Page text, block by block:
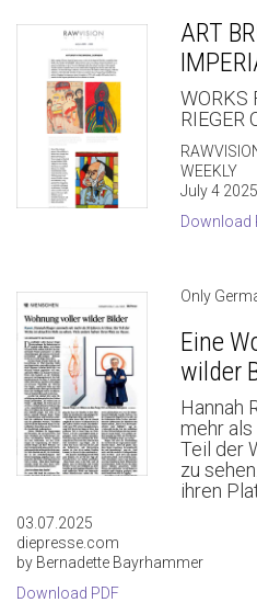
ART
WORKS
RIEGER
WEEKLY
July 4
Download
Only
Eine
wilder
Hannah
mehr als
Teil der
zu
ihren
03.07.2025
diepresse.com
by Bernadette Bayrhammer
Download PDF